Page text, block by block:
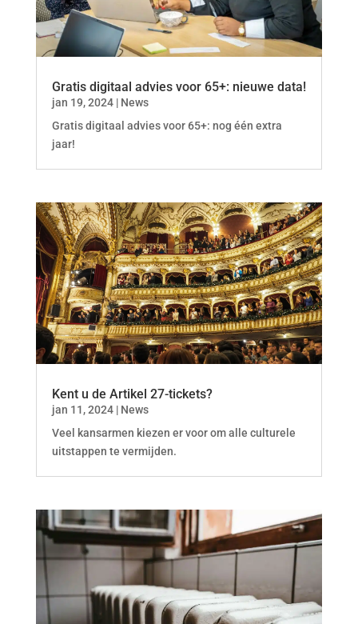
Gratis digitaal advies voor 65+: nieuwe data!
jan 19, 2024| News
Gratis digitaal advies voor 65+: nog één extra
jaar!
Kent u de Artikel 27-tickets?
jan 11, 2024| News
Veel kansarmen kiezen er voor om alle culturele
uitstappen te vermijden.